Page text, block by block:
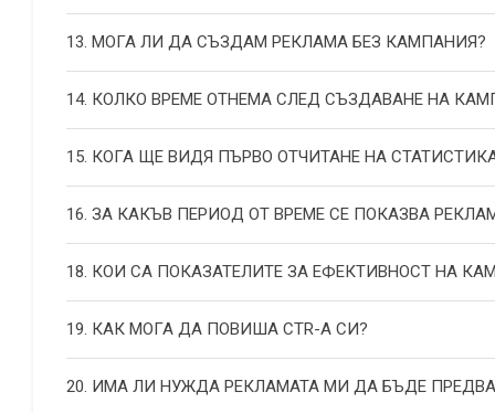
13. МОГА ЛИ ДА СЪЗДАМ РЕКЛАМА БЕЗ КАМПАНИЯ?
14. КОЛКО ВРЕМЕ ОТНЕМА СЛЕД СЪЗДАВАНЕ НА
15. КОГА ЩЕ ВИДЯ ПЪРВО ОТЧИТАНЕ НА
16. ЗА КАКЪВ ПЕРИОД ОТ ВРЕМЕ СЕ ПОКАЗВА
18. КОИ СА ПОКАЗАТЕЛИТЕ ЗА ЕФЕКТИВНОСТ НА
19. КАК МОГА ДА ПОВИША СТR-А СИ?
20. ИМА ЛИ НУЖДА РЕКЛАМАТА МИ ДА БЪДЕ